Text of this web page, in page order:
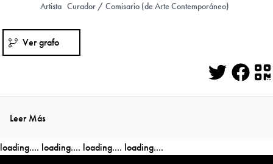
Artista Curador / Comisario (de Arte Contemporáneo)
Ver grafo
Twitter
Leer Más
loading.... loading.... loading.... loading....